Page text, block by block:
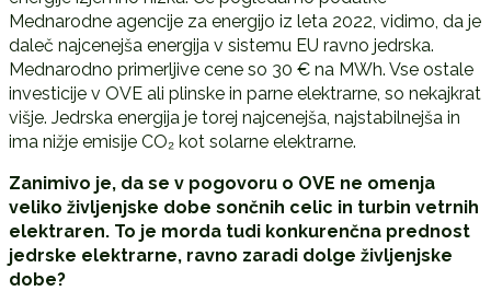
Mednarodne agencije za energijo iz leta 2022, vidimo, da je
daleč najcenejša energija v sistemu EU ravno jedrska.
Mednarodno primerljive cene so 30 € na MWh. Vse ostale
investicije v OVE ali plinske in parne elektrarne, so nekajkrat
višje. Jedrska energija je torej najcenejša, najstabilnejša in
ima nižje emisije CO₂ kot solarne elektrarne.
Zanimivo je, da se v pogovoru o OVE ne omenja
veliko življenjske dobe sončnih celic in turbin vetrnih
elektraren. To je morda tudi konkurenčna prednost
jedrske elektrarne, ravno zaradi dolge življenjske
dobe?